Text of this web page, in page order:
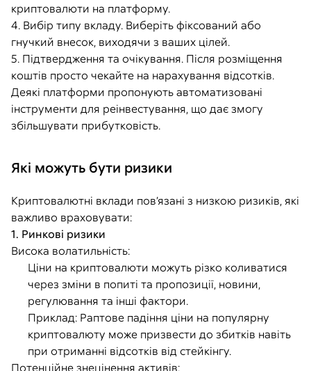
криптовалюти на платформу.
4. Вибір типу вкладу. Виберіть фіксований або
гнучкий внесок, виходячи з ваших цілей.
5. Підтвердження та очікування. Після розміщення
коштів просто чекайте на нарахування відсотків.
Деякі платформи пропонують автоматизовані
інструменти для реінвестування, що дає змогу
збільшувати прибутковість.
Які можуть бути ризики
Криптовалютні вклади пов’язані з низкою ризиків, які
важливо враховувати:
1. Ринкові ризики
Висока волатильність:
Ціни на криптовалюти можуть різко коливатися
через зміни в попиті та пропозиції, новини,
регулювання та інші фактори.
Приклад: Раптове падіння ціни на популярну
криптовалюту може призвести до збитків навіть
при отриманні відсотків від стейкінгу.
Потенційне знецінення активів: